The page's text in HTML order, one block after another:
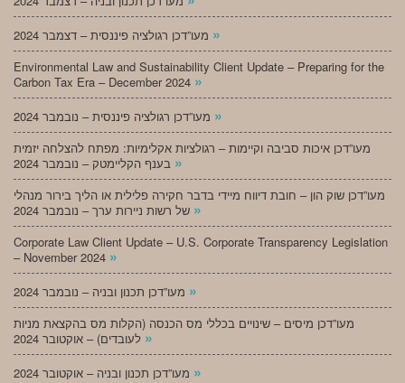
»
Environmental Law and Sustainability Client Update – Preparing for the
Carbon Tax Era – December 2024 »
»
מעו”דכן איכות סביבה וקיימות – רגולציות אקלימיות: מפתח להצלחה יזמית
»
מעו”דכן שוק הון – חובת דיווח מיידי בדבר חקירה פלילית או הליך בירור מנהלי
»
Corporate Law Client Update – U.S. Corporate Transparency Legislation
– November 2024 »
»
מעו”דכן מיסים – שינויים בכללי מס הכנסה (הקלות מס בהקצאת מניות
»
»